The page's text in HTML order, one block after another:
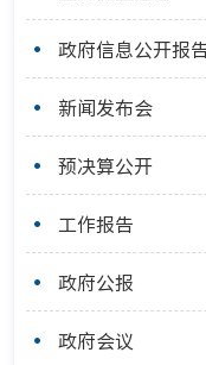
政府信息公开报
新闻发布会
预决算公开
工作报告
政府公报
政府会议